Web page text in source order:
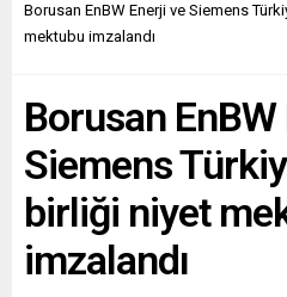
Borusan EnBW Enerji ve Siemens
mektubu imzalandı
Borusan
Siemens
birliği niyet
imzalandı